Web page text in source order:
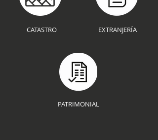
CATASTRO EXTRANJERÍA
PATRIMONIAL